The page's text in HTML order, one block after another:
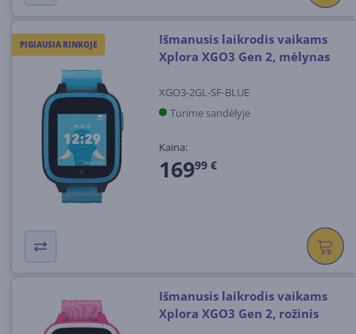
PIGIAUSIA RINKOJE
Išmanusis laikrodis vaikams
Xplora XGO3 Gen 2, mėlynas
XGO3-2GL-SF-BLUE
Turime sandėlyje
Kaina:
16999 €
Išmanusis laikrodis vaikams
Xplora XGO3 Gen 2, rožinis